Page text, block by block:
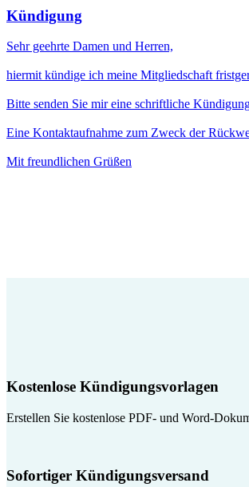
Kündigung
Sehr geehrte Damen und Herren,
hiermit kündige ich meine Mitgliedschaft
Bitte senden Sie mir eine schriftliche
Eine Kontaktaufnahme zum Zweck der
Mit freundlichen Grüßen
Kostenlose Kündigungsvorlagen
Erstellen Sie kostenlose PDF- und Word-
Sofortiger Kündigungsversand